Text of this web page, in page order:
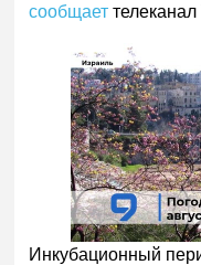
сообщает
00:00/
Инкубационный